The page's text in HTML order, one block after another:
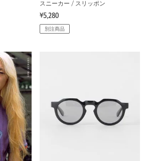
スニーカー / スリッポン
¥5,280
別注商品